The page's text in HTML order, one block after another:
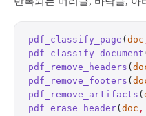
pdf_classify_page ( doc
pdf_classify_document
pdf_remove_headers (
pdf_remove_footers (
pdf_remove_artifacts (
pdf_erase_header( doc ,